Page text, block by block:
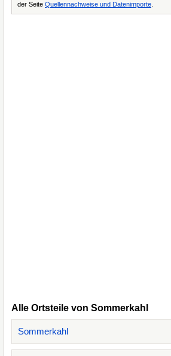
der Seite Quellennachweise und Datenimporte
Alle Ortsteile von Sommerkahl
Sommerkahl